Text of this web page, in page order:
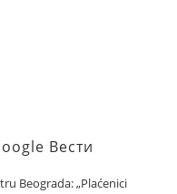
Вести
Beograda: „Plaćenici